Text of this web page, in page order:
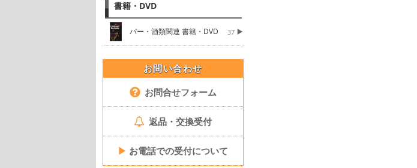
書籍・DVD
バー・酒類関連 書籍・DVD 37
お問い合わせ
お問合せフォーム
返品・交換受付
▶ お電話での受付について